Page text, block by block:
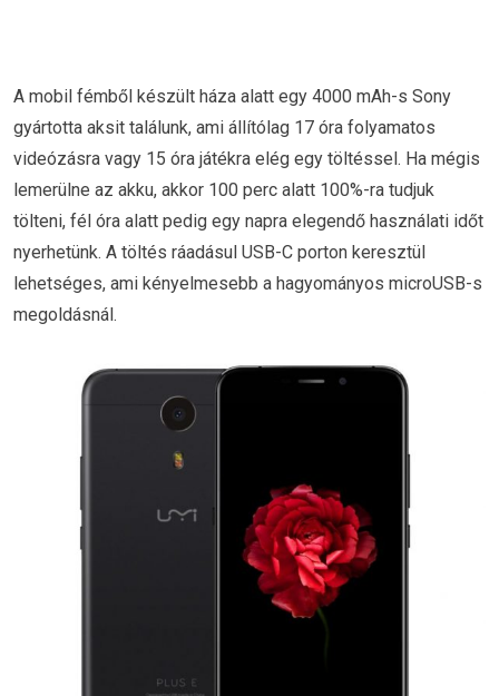
A mobil fémből készült háza alatt egy 4000 mAh-s Sony
gyártotta aksit találunk, ami állítólag 17 óra folyamatos
videózásra vagy 15 óra játékra elég egy töltéssel. Ha mégis
lemerülne az akku, akkor 100 perc alatt 100%-ra tudjuk
tölteni, fél óra alatt pedig egy napra elegendő használati időt
nyerhetünk. A töltés ráadásul USB-C porton keresztül
lehetséges, ami kényelmesebb a hagyományos microUSB-s
megoldásnál.